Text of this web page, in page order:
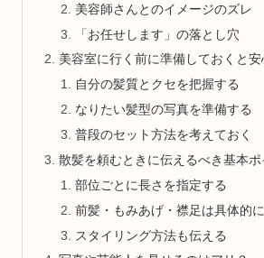
美容師さんとのイメージのズレ
「お任せします」の落とし穴
美容室に行く前に準備しておくと安
自分の髪質とクセを把握する
なりたい髪型の写真を準備する
普段のセット方法を考えておく
散髪を頼むときに伝えるべき基本ポ
部位ごとに長さを指定する
前髪・もみあげ・襟足は具体的に
スタイリング方法も伝える